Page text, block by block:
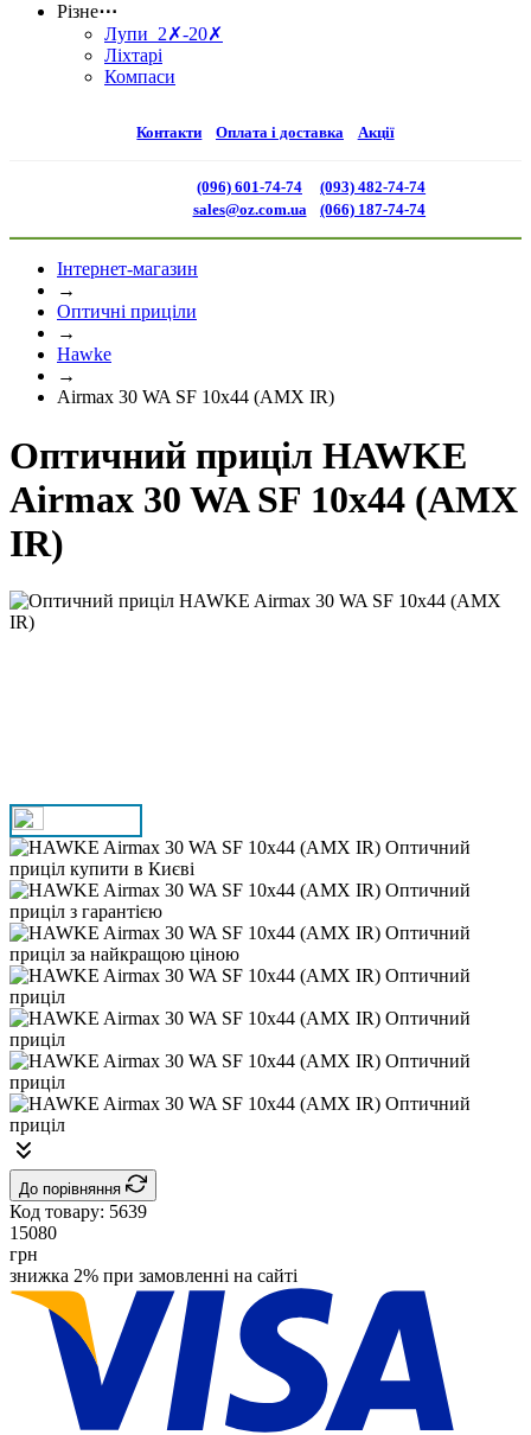
Різне⋯
Лупи 2✗-20✗
Ліхтарі
Компаси
Контакти Оплата і доставка Акції
(096) 601-74-74
sales@oz.com.ua
(093) 482-74-74
(066) 187-74-74
Інтернет-магазин
→
Оптичні приціли
→
Hawke
→
Airmax 30 WA SF 10x44 (AMX IR)
Оптичний приціл HAWKE
Airmax 30 WA SF 10x44 (AMX
IR)
До порівняння
Код товару: 5639
15080
грн
знижка 2% при замовленні на сайті